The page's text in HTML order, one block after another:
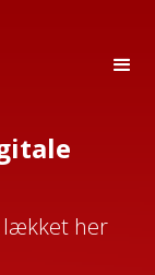
lækket her